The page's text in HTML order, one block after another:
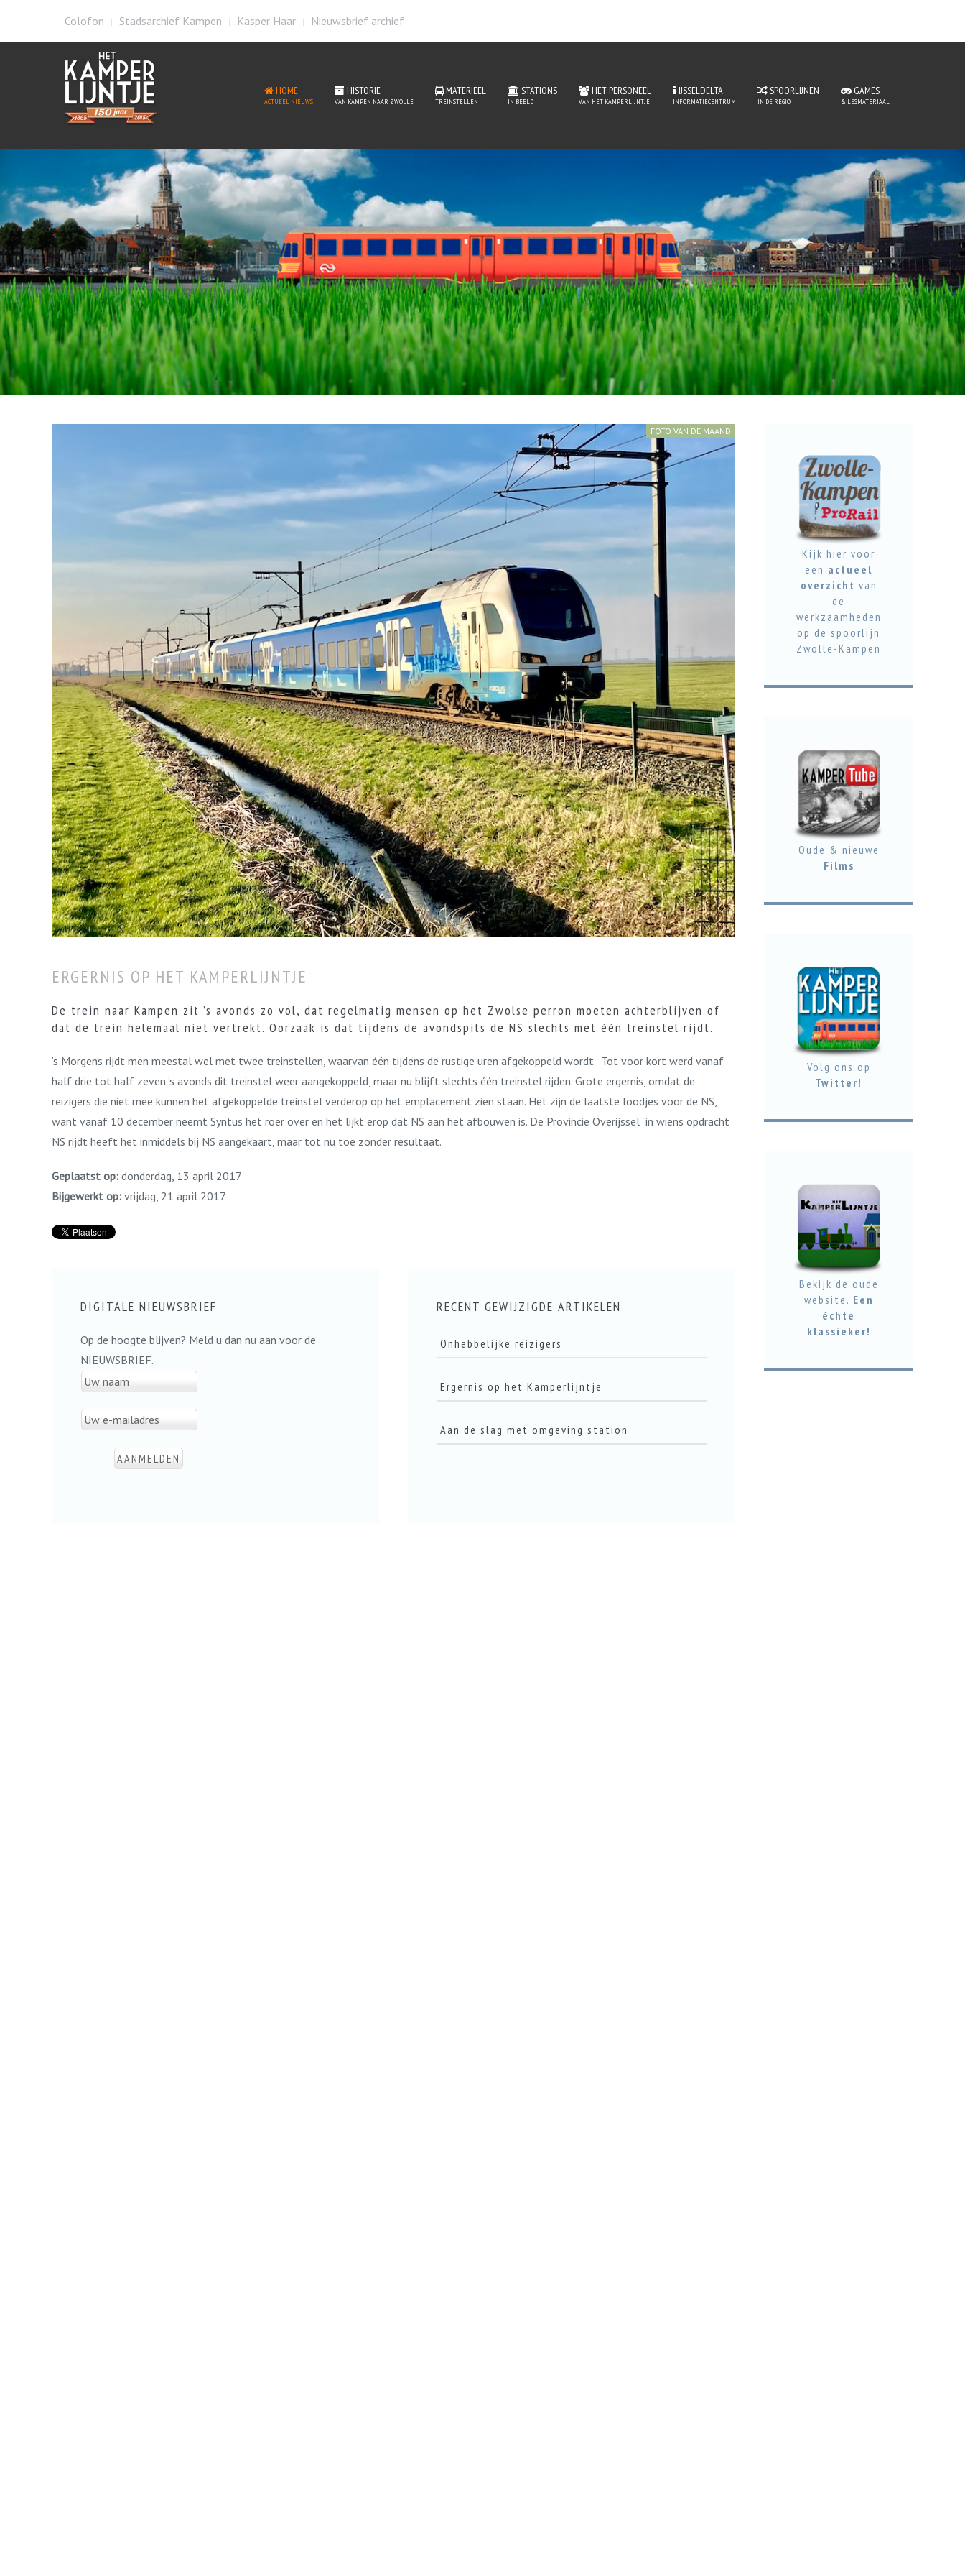
Colofon Stadsarchief Kampen Kasper Haar Nieuwsbrief archief
HOME
ACTUEEL NIEUWS
HISTORIE
VAN KAMPEN NAAR ZWOLLE
MATERIEEL
TREINSTELLEN
STATIONS
IN BEELD
HET PERSONEEL
VAN HET KAMPERLIJNTJE
IJSSELDELTA
INFORMATIECENTRUM
SPOORLIJNEN
IN DE REGIO
GAMES
& LESMATERIAAL
Welkom op de website van het KamperLijntje
MEER INFORMATIE
FOTO VAN DE MAAND
Zwolle maart 2025
ERGERNIS OP HET KAMPERLIJNTJE
De trein naar Kampen zit ’s avonds zo vol, dat regelmatig mensen op het Zwolse perron moeten achterblijven of
dat de trein helemaal niet vertrekt. Oorzaak is dat tijdens de avondspits de NS slechts met één treinstel rijdt.
’s Morgens rijdt men meestal wel met twee treinstellen, waarvan één tijdens de rustige uren afgekoppeld wordt. Tot voor kort werd vanaf
half drie tot half zeven ’s avonds dit treinstel weer aangekoppeld, maar nu blijft slechts één treinstel rijden. Grote ergernis, omdat de
reizigers die niet mee kunnen het afgekoppelde treinstel verderop op het emplacement zien staan. Het zijn de laatste loodjes voor de NS,
want vanaf 10 december neemt Syntus het roer over en het lijkt erop dat NS aan het afbouwen is. De Provincie Overijssel in wiens opdracht
NS rijdt heeft het inmiddels bij NS aangekaart, maar tot nu toe zonder resultaat.
Geplaatst op: donderdag, 13 april 2017
Bijgewerkt op: vrijdag, 21 april 2017
DIGITALE NIEUWSBRIEF
Op de hoogte blijven? Meld u dan nu aan voor de
NIEUWSBRIEF.
RECENT GEWIJZIGDE ARTIKELEN
Onhebbelijke reizigers
LEES DIT ARTIKEL
Ergernis op het Kamperlijntje
LEES DIT ARTIKEL
Aan de slag met omgeving station
Kijk hier voor
een actueel
overzicht van
de
werkzaamheden
op de spoorlijn
Zwolle-Kampen
Oude & nieuwe
Films
Volg ons op
Twitter!
Bekijk de oude
website. Een
échte
klassieker!